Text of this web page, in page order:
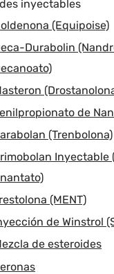
inyectables
(Equipoise)
Durabolin
de
(Trenbolona)
Inyectable
(MENT)
de Winstrol
de esteroides